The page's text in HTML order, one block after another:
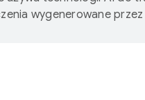
wygenerowane